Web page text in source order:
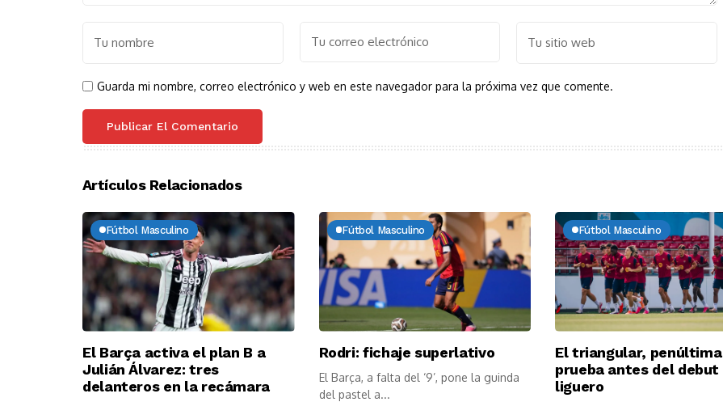
Guarda mi nombre, correo electrónico y web en este navegador para la próxima vez que comente.
Artículos Relacionados
Fútbol Masculino
El Barça activa el plan B a
Julián Álvarez: tres
delanteros en la recámara
Fútbol Masculino
Rodri: fichaje superlativo
El Barça, a falta del ‘9’, pone la guinda
del pastel a...
Fútbol Masculino
El triangular, penúltima
prueba antes del debut
liguero